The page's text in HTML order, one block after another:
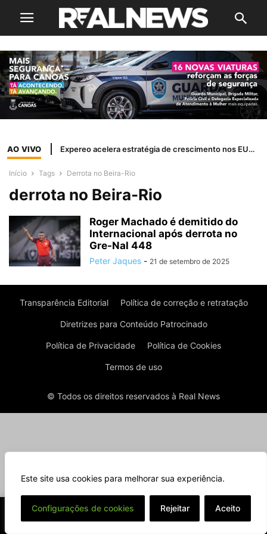
Este site usa cookies para melhorar sua experiência.
Configurações de cookies Rejeitar Aceito
AO VIVO Expereo acelera estratégia de crescimento nos EUA com a nomeação de Margi Shaw como presidente independente
Início Tags Derrota no Beira-Rio
derrota no Beira-Rio
Roger Machado é demitido do
Internacional após derrota no
Gre-Nal 448
Peter Jaques - 21 de setembro de 2025
Transparência Editorial Política de correção e retratação
Diretrizes para Conteúdo Patrocinado
Política de Privacidade Política de Cookies
Termos de uso
© Todos os direitos reservados à Real News